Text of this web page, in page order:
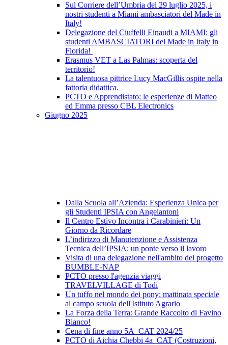
Sul Corriere dell’Umbria del 29 luglio 2025, i
nostri studenti a Miami ambasciatori del Made in
Italy!
Delegazione del Ciuffelli Einaudi a MIAMI: gli
studenti AMBASCIATORI del Made in Italy in
Florida!
Erasmus VET a Las Palmas: scoperta del
territorio!
La talentuosa pittrice Lucy MacGillis ospite nella
fattoria didattica.
PCTO e Apprendistato: le esperienze di Matteo
ed Emma presso CBL Electronics
Giugno 2025
Dalla Scuola all’Azienda: Esperienza Unica per
gli Studenti IPSIA con Angelantoni
Il Centro Estivo Incontra i Carabinieri: Un
Giorno da Ricordare
L’indirizzo di Manutenzione e Assistenza
Tecnica dell’IPSIA: un ponte verso il lavoro
Visita di una delegazione nell'ambito del progetto
BUMBLE-NAP
PCTO presso l'agenzia viaggi
TRAVELVILLAGE di Todi
Un tuffo nel mondo dei pony: mattinata speciale
al campo scuola dell'Istituto Agrario
La Forza della Terra: Grande Raccolto di Favino
Bianco!
Cena di fine anno 5A_CAT 2024/25
PCTO di Aichia Chebbi 4a_CAT (Costruzioni,